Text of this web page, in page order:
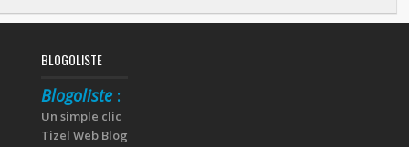
BLOGOLISTE
Blogoliste :
Un simple clic
Tizel Web Blog